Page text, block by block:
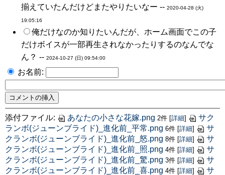
揃えていたんだけどまたやりたいなー -- 2020-04-28 (火)
19:05:16
俺だけなのか知りたいんだが、ホーム画面でこの子
だけボイスが一部再生されなかったりするのなんでな
ん？ -- 2024-10-27 (日) 09:54:00
お名前:
添付ファイル: あなたの小さな花嫁.png 2件 [詳細]
サク
ランボ(ジューンブライド)_進化前_平常.png 6件 [詳細]
サ
クランボ(ジューンブライド)_進化前_怒.png 8件 [詳細]
サ
クランボ(ジューンブライド)_進化前_照.png 4件 [詳細]
サ
クランボ(ジューンブライド)_進化前_驚.png 3件 [詳細]
サ
クランボ(ジューンブライド)_進化前_喜.png 4件 [詳細] サ